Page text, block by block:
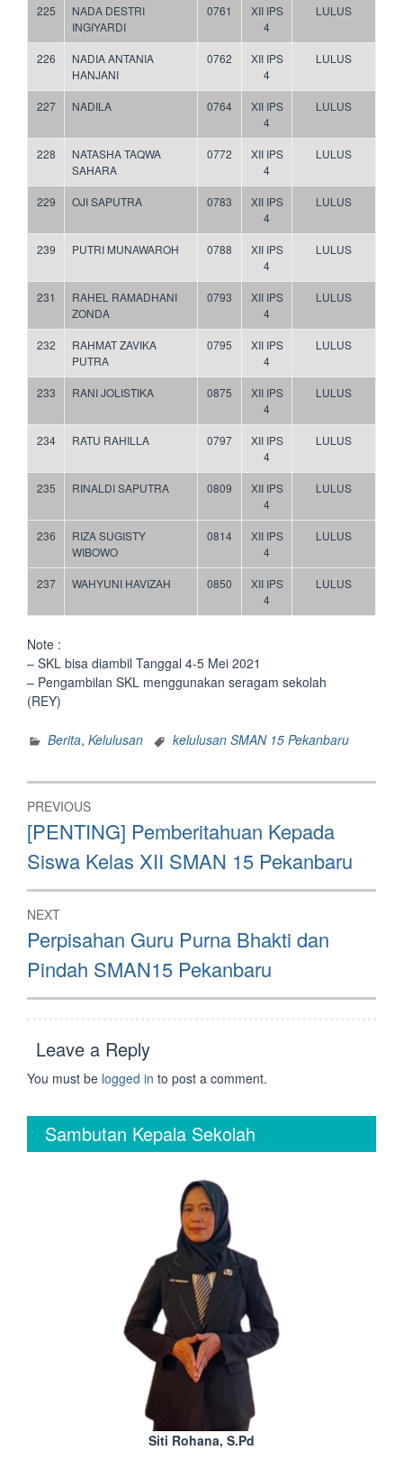
225
NADA DESTRI
INGIYARDI
0761
XII IPS
4
LULUS
226
NADIA ANTANIA
HANJANI
0762
XII IPS
4
LULUS
227 NADILA 0764
XII IPS
4
LULUS
228
NATASHA TAQWA
SAHARA
0772
XII IPS
4
LULUS
229 OJI SAPUTRA 0783
XII IPS
4
LULUS
239 PUTRI MUNAWAROH 0788
XII IPS
4
LULUS
231
RAHEL RAMADHANI
ZONDA
0793
XII IPS
4
LULUS
232
RAHMAT ZAVIKA
PUTRA
0795
XII IPS
4
LULUS
233 RANI JOLISTIKA 0875
XII IPS
4
LULUS
234 RATU RAHILLA 0797
XII IPS
4
LULUS
235 RINALDI SAPUTRA 0809
XII IPS
4
LULUS
236
RIZA SUGISTY
WIBOWO
0814
XII IPS
4
LULUS
237 WAHYUNI HAVIZAH 0850
XII IPS
4
LULUS
Note :
– SKL bisa diambil Tanggal 4-5 Mei 2021
– Pengambilan SKL menggunakan seragam sekolah
(REY)
Berita, Kelulusan kelulusan SMAN 15 Pekanbaru
Post
navigation
PREVIOUS
Previous
post:
[PENTING] Pemberitahuan Kepada
Siswa Kelas XII SMAN 15 Pekanbaru
NEXT
Next
post:
Perpisahan Guru Purna Bhakti dan
Pindah SMAN15 Pekanbaru
Leave a Reply
You must be logged in to post a comment.
Sambutan Kepala Sekolah
Siti Rohana, S.Pd